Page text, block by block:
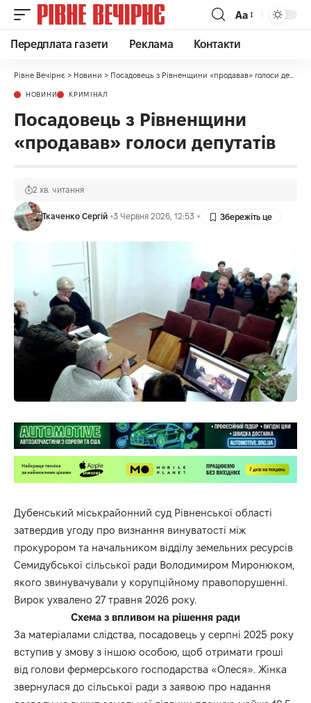
Аа
Передплата газети Реклама Контакти
Рівне Вечірнє > Новини > Посадовець з Рівненщини «продавав» голоси депутатів
НОВИНИ КРИМІНАЛ
Посадовець з Рівненщини
«продавав» голоси депутатів
Ткаченко Сергій 3 Червня 2026, 12:53
2 хв. читання
Дубенський міськрайонний суд Рівненської області
затвердив угоду про визнання винуватості між
прокурором та начальником відділу земельних ресурсів
Семидубської сільської ради Володимиром Миронюком,
якого звинувачували у корупційному правопорушенні.
Вирок ухвалено 27 травня 2026 року.
Схема з впливом на рішення ради
За матеріалами слідства, посадовець у серпні 2025 року
вступив у змову з іншою особою, щоб отримати гроші
від голови фермерського господарства «Олеся». Жінка
звернулася до сільської ради з заявою про надання